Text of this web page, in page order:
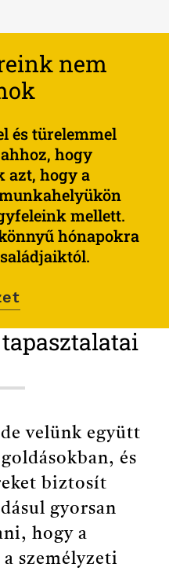
nem
és türelemmel
ahhoz, hogy
azt, hogya
mellett.
hónapokra
velünk együtt
és
biztosít
gyorsan
hogy a
személyzeti